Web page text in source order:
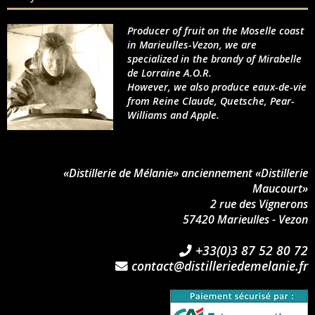
Producer of fruit on the Moselle coast
in Marieulles-Vezon, we are
specialized in the brandy of Mirabelle
de Lorraine A.O.R.
However, we also produce eaux-de-vie
from Reine Claude, Quetsche, Pear-
Williams and Apple.
«Distillerie de Mélanie» anciennement «Distillerie
Maucourt»
2 rue des Vignerons
57420 Marieulles - Vezon
+33(0)3 87 52 80 72
contact@distilleriedemelanie.fr